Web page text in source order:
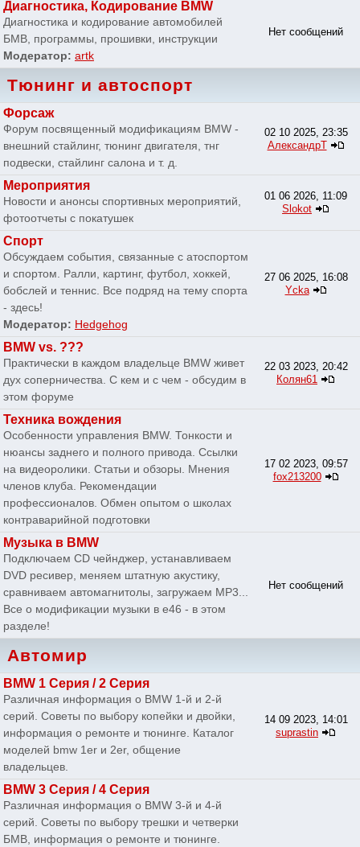
Диагностика, Кодирование BMW
Диагностика и кодирование автомобилей
БМВ, программы, прошивки, инструкции
Модератор: artk
Нет сообщений
Тюнинг и автоспорт
Форсаж
Форум посвященный модификациям BMW -
внешний стайлинг, тюнинг двигателя, тнг
подвески, стайлинг салона и т. д.
02 10 2025, 23:35
АлександрТ
Мероприятия
Новости и анонсы спортивных мероприятий,
фотоотчеты с покатушек
01 06 2026, 11:09
Slokot
Спорт
Обсуждаем события, связанные с атоспортом
и спортом. Ралли, картинг, футбол, хоккей,
бобслей и теннис. Все подряд на тему спорта
- здесь!
Модератор: Hedgehog
27 06 2025, 16:08
Ycka
BMW vs. ???
Практически в каждом владельце BMW живет
дух соперничества. С кем и с чем - обсудим в
этом форуме
22 03 2023, 20:42
Колян61
Техника вождения
Особенности управления BMW. Тонкости и
нюансы заднего и полного привода. Ссылки
на видеоролики. Статьи и обзоры. Мнения
членов клуба. Рекомендации
профессионалов. Обмен опытом о школах
контраварийной подготовки
17 02 2023, 09:57
fox213200
Музыка в BMW
Подключаем CD чейнджер, устанавливаем
DVD ресивер, меняем штатную акустику,
сравниваем автомагнитолы, загружаем MP3...
Все о модификации музыки в e46 - в этом
разделе!
Нет сообщений
Автомир
BMW 1 Серия / 2 Серия
Различная информация о BMW 1-й и 2-й
серий. Советы по выбору копейки и двойки,
информация о ремонте и тюнинге. Каталог
моделей bmw 1er и 2er, общение
владельцев.
14 09 2023, 14:01
suprastin
BMW 3 Серия / 4 Серия
Различная информация о BMW 3-й и 4-й
серий. Советы по выбору трешки и четверки
БМВ, информация о ремонте и тюнинге.